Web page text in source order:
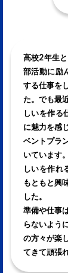
高校2年生
部活動に励
する仕事を
た。でも最
しいを作る
に魅力を感
ベントプラ
いています
しいを作れ
もともと興
した。
準備や仕事
らないよう
の方々が楽
てきて頑張